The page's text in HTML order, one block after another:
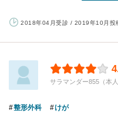
2018年04月受診 / 2019年10月投
サラマンダー855（本
整形外科 けが